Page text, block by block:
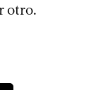
otro.